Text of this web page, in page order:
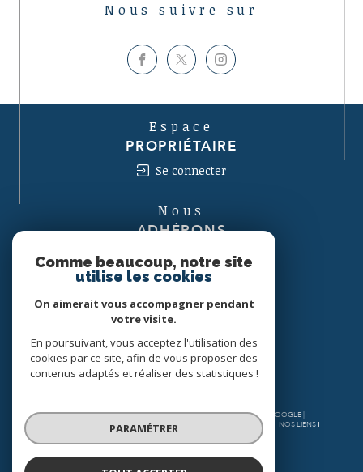
Nous suivre sur
Espace
PROPRIÉTAIRE
Se connecter
Nous
ADHÉRONS
© 2026 | TOUS DROITS RÉSERVÉS | TRADUCTION POWERED BY GOOGLE |
NOS HONORAIRES
PLAN DU SITE MENTIONS LÉGALES ADMIN
NOS LIENS
POLITIQUE RGPD
Comme beaucoup, notre site
utilise les cookies
On aimerait vous accompagner pendant
votre visite.
En poursuivant, vous acceptez l'utilisation des
cookies par ce site, afin de vous proposer des
contenus adaptés et réaliser des statistiques !
PARAMÉTRER